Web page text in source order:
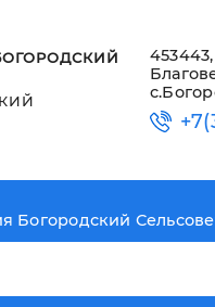
Богородский